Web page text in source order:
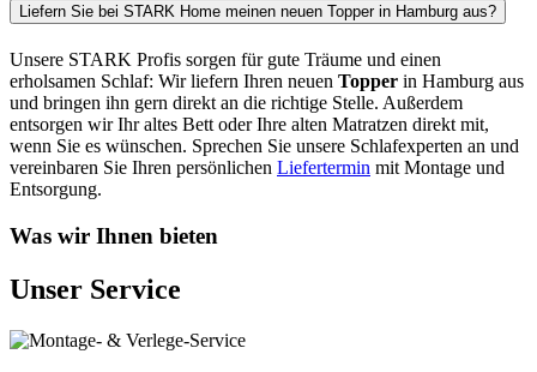
Liefern Sie bei STARK Home meinen neuen Topper in Hamburg aus?
Unsere STARK Profis sorgen für gute Träume und einen
erholsamen Schlaf: Wir liefern Ihren neuen Topper in Hamburg aus
und bringen ihn gern direkt an die richtige Stelle. Außerdem
entsorgen wir Ihr altes Bett oder Ihre alten Matratzen direkt mit,
wenn Sie es wünschen. Sprechen Sie unsere Schlafexperten an und
vereinbaren Sie Ihren persönlichen Liefertermin mit Montage und
Entsorgung.
Was wir Ihnen bieten
Unser Service